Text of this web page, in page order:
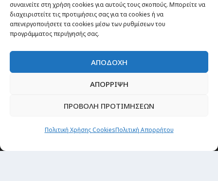
συναινείτε στη χρήση cookies για αυτούς τους σκοπούς. Μπορείτε να
διαχειριστείτε τις προτιμήσεις σας για τα cookies ή να
απενεργοποιήσετε τα cookies μέσω των ρυθμίσεων του
προγράμματος περιήγησής σας.
ΑΠΟΔΟΧΗ
ΑΠΟΡΡΙΨΗ
ΠΡΟΒΟΛΗ ΠΡΟΤΙΜΗΣΕΩΝ
Πολιτική Χρήσης CookiesΠολιτική Απορρήτου